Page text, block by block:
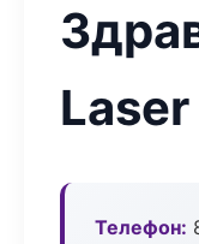
Телефон: